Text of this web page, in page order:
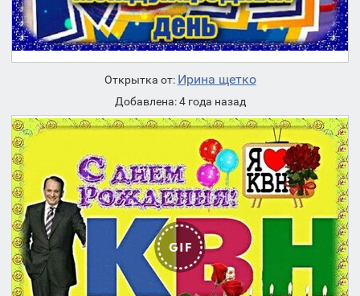
Открытка от: Ирина щетко
Добавлена: 4 года назад